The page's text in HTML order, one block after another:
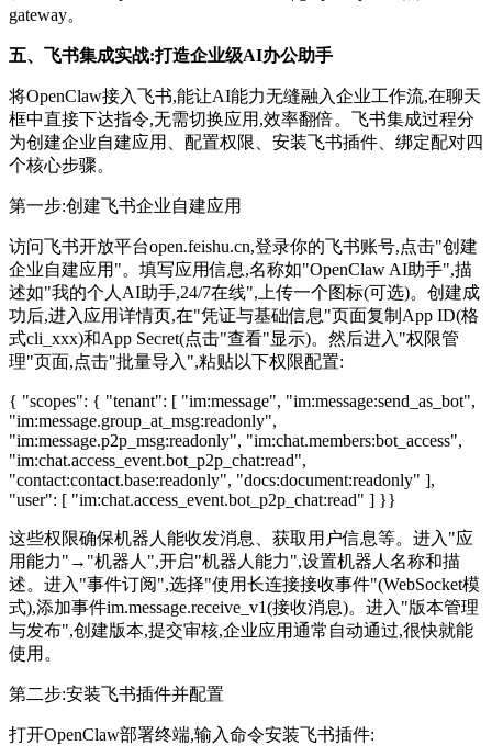
gateway。
五、飞书集成实战:打造企业级AI办公助手
将OpenClaw接入飞书,能让AI能力无缝融入企业工作流,在聊天
框中直接下达指令,无需切换应用,效率翻倍。飞书集成过程分
为创建企业自建应用、配置权限、安装飞书插件、绑定配对四
个核心步骤。
第一步:创建飞书企业自建应用
访问飞书开放平台open.feishu.cn,登录你的飞书账号,点击"创建
企业自建应用"。填写应用信息,名称如"OpenClaw AI助手",描
述如"我的个人AI助手,24/7在线",上传一个图标(可选)。创建成
功后,进入应用详情页,在"凭证与基础信息"页面复制App ID(格
式cli_xxx)和App Secret(点击"查看"显示)。然后进入"权限管
理"页面,点击"批量导入",粘贴以下权限配置:
{ "scopes": { "tenant": [ "im:message", "im:message:send_as_bot",
"im:message.group_at_msg:readonly",
"im:message.p2p_msg:readonly", "im:chat.members:bot_access",
"im:chat.access_event.bot_p2p_chat:read",
"contact:contact.base:readonly", "docs:document:readonly" ],
"user": [ "im:chat.access_event.bot_p2p_chat:read" ] }}
这些权限确保机器人能收发消息、获取用户信息等。进入"应
用能力"→"机器人",开启"机器人能力",设置机器人名称和描
述。进入"事件订阅",选择"使用长连接接收事件"(WebSocket模
式),添加事件im.message.receive_v1(接收消息)。进入"版本管理
与发布",创建版本,提交审核,企业应用通常自动通过,很快就能
使用。
第二步:安装飞书插件并配置
打开OpenClaw部署终端,输入命令安装飞书插件: